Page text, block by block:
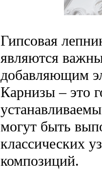
Гипсовая
являются
добавляющим
Карнизы – это
могут быть
классических
композиций.